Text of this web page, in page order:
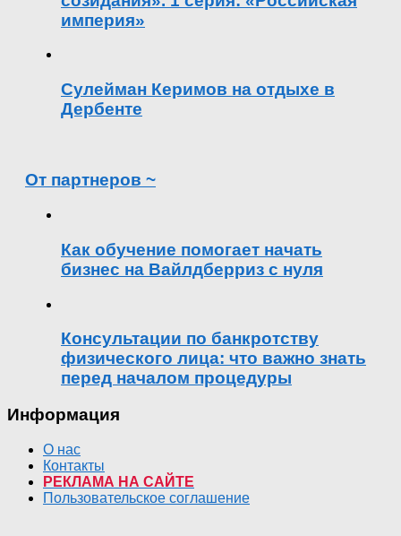
империя»
Сулейман Керимов на отдыхе в
Дербенте
От партнеров ~
Как обучение помогает начать
бизнес на Вайлдберриз с нуля
Консультации по банкротству
физического лица: что важно знать
перед началом процедуры
Информация
О нас
Контакты
РЕКЛАМА НА САЙТЕ
Пользовательское соглашение